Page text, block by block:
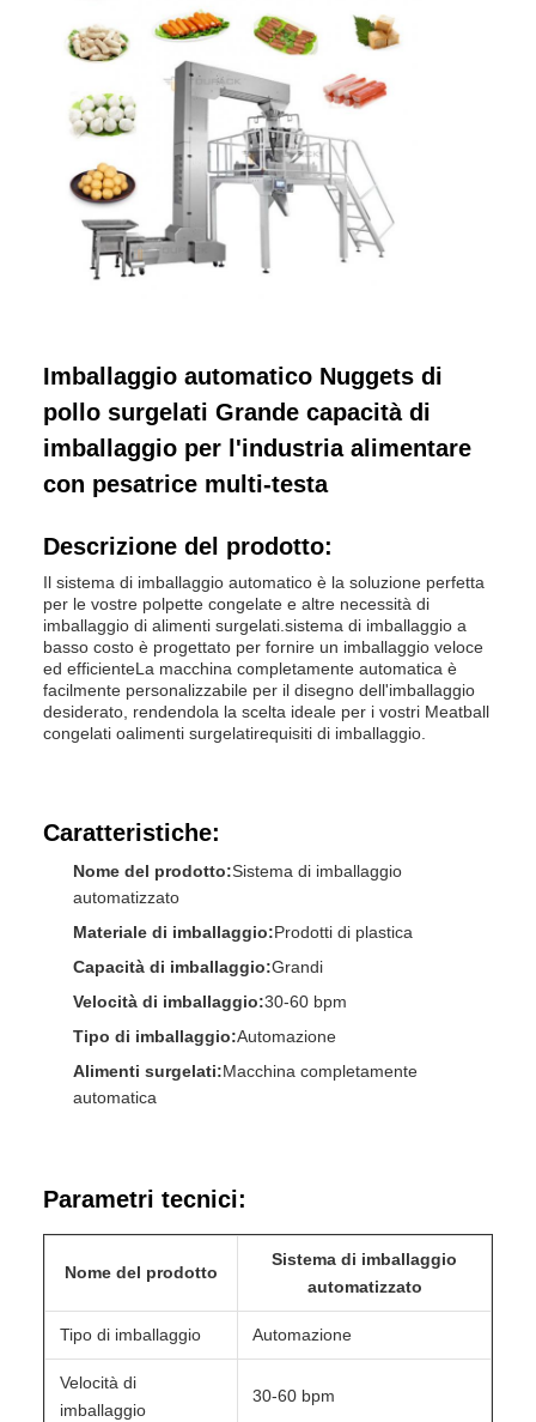
Imballaggio automatico Nuggets di
pollo surgelati Grande capacità di
imballaggio per l'industria alimentare
con pesatrice multi-testa
Descrizione del prodotto:
Il sistema di imballaggio automatico è la soluzione perfetta
per le vostre polpette congelate e altre necessità di
imballaggio di alimenti surgelati.sistema di imballaggio a
basso costo è progettato per fornire un imballaggio veloce
ed efficienteLa macchina completamente automatica è
facilmente personalizzabile per il disegno dell'imballaggio
desiderato, rendendola la scelta ideale per i vostri Meatball
congelati oalimenti surgelatirequisiti di imballaggio.
Caratteristiche:
Nome del prodotto:Sistema di imballaggio
automatizzato
Materiale di imballaggio:Prodotti di plastica
Capacità di imballaggio:Grandi
Velocità di imballaggio:30-60 bpm
Tipo di imballaggio:Automazione
Alimenti surgelati:Macchina completamente
automatica
Parametri tecnici:
Nome del prodotto
Sistema di imballaggio
automatizzato
Tipo di imballaggio Automazione
Velocità di
imballaggio
30-60 bpm